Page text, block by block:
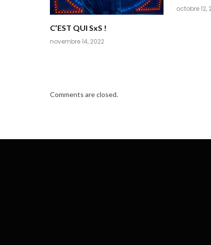
C’EST QUI SxS !
novembre 14, 2022
octobre 12,
Comments are closed.